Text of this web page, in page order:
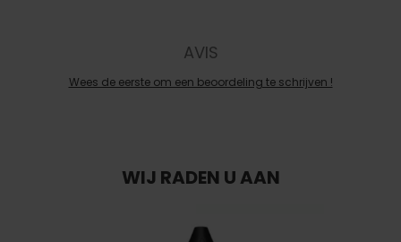
AVIS
Wees de eerste om een beoordeling te schrijven !
WIJ RADEN U AAN